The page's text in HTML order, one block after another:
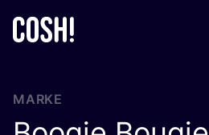
MARKE